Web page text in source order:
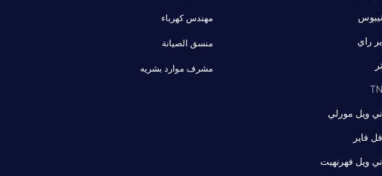
راي
ويل مورلي
فاير
ويل فهرنهيت
مهندس كهرباء
منسق الصيانة
مشرف موارد بشريه